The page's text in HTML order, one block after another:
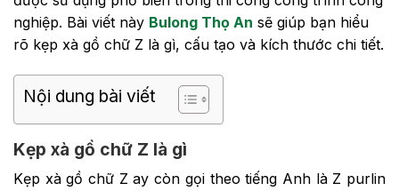
nghiệp. Bài viết này Bulong Thọ An sẽ giúp bạn hiểu
rõ kẹp xà gồ chữ Z là gì, cấu tạo và kích thước chi tiết.
Nội dung bài viết
Kẹp xà gồ chữ Z là gì
Kẹp xà gồ chữ Z ay còn gọi theo tiếng Anh là Z purlin